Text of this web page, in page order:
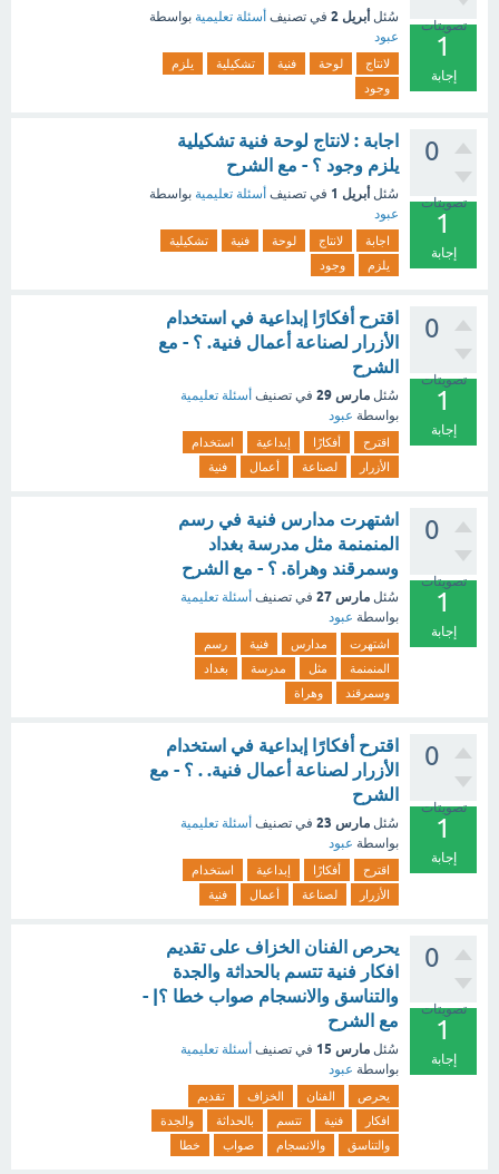
تصويتات
1
إجابة
سُئل أبريل 2 في تصنيف أسئلة تعليمية بواسطة
عبود
لانتاج لوحة فنية تشكيلية
يلزم
وجود
0
تصويتات
1
إجابة
اجابة : لانتاج لوحة فنية تشكيلية
يلزم وجود ؟ - مع الشرح
سُئل أبريل 1 في تصنيف أسئلة تعليمية بواسطة
عبود
اجابة لانتاج لوحة فنية
تشكيلية
يلزم
وجود
0
تصويتات
1
إجابة
اقترح أفكارًا إبداعية في استخدام
الأزرار لصناعة أعمال فنية. ؟ - مع
الشرح
سُئل مارس 29 في تصنيف أسئلة تعليمية
بواسطة عبود
اقترح أفكارًا إبداعية
استخدام
الأزرار
لصناعة أعمال فنية
0
تصويتات
1
إجابة
اشتهرت مدارس فنية في رسم
المنمنمة مثل مدرسة بغداد
وسمرقند وهراة. ؟ - مع الشرح
سُئل مارس 27 في تصنيف أسئلة تعليمية
بواسطة عبود
اشتهرت مدارس فنية
رسم
المنمنمة
مثل مدرسة
بغداد
وسمرقند
وهراة
0
تصويتات
1
إجابة
اقترح أفكارًا إبداعية في استخدام
الأزرار لصناعة أعمال فنية. . ؟ - مع
الشرح
سُئل مارس 23 في تصنيف أسئلة تعليمية
بواسطة عبود
اقترح أفكارًا إبداعية
استخدام
الأزرار
لصناعة أعمال فنية
0
تصويتات
1
إجابة
يحرص الفنان الخزاف على تقديم
افكار فنية تتسم بالحداثة والجدة
والتناسق والانسجام صواب خطا ؟| -
مع الشرح
سُئل مارس 15 في تصنيف أسئلة تعليمية
بواسطة عبود
يحرص الفنان الخزاف
تقديم
افكار
فنية تتسم بالحداثة
والجدة
والتناسق
والانسجام صواب خطا